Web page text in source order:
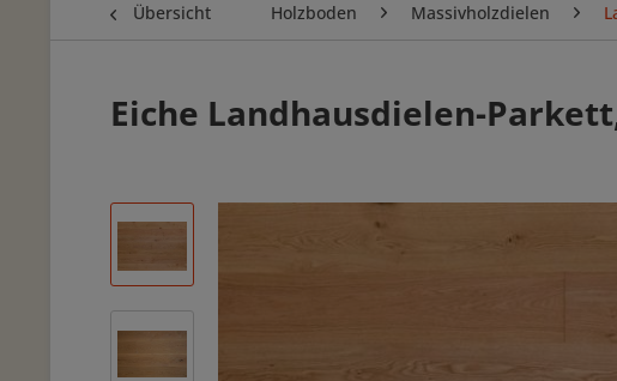
Übersicht Holzboden Massivholzdielen
Eiche Landhausdielen-